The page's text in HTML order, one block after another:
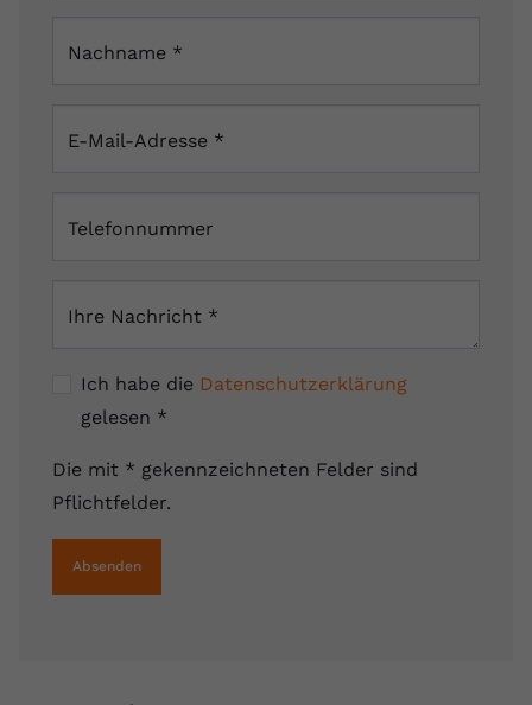
Nachname *
E-Mail-Adresse *
Telefonnummer
Ihre Nachricht *
Ich habe die Datenschutzerklärung
gelesen *
Die mit * gekennzeichneten Felder sind
Pflichtfelder.
Absenden